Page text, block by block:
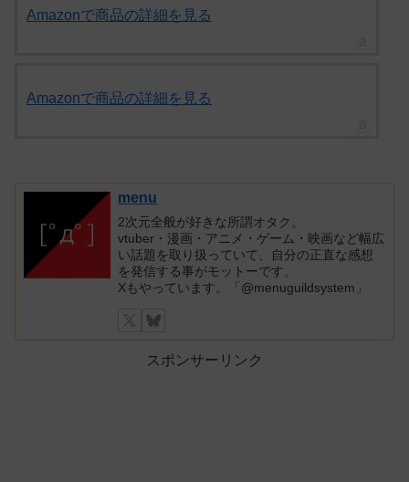
Amazonで商品の詳細を見る
Amazonで商品の詳細を見る
menu
2次元全般が好きな所謂オタク。
vtuber・漫画・アニメ・ゲーム・映画など幅広
い話題を取り扱っていて、自分の正直な感想
を発信する事がモットーです。
Xもやっています。「@menuguildsystem」
スポンサーリンク